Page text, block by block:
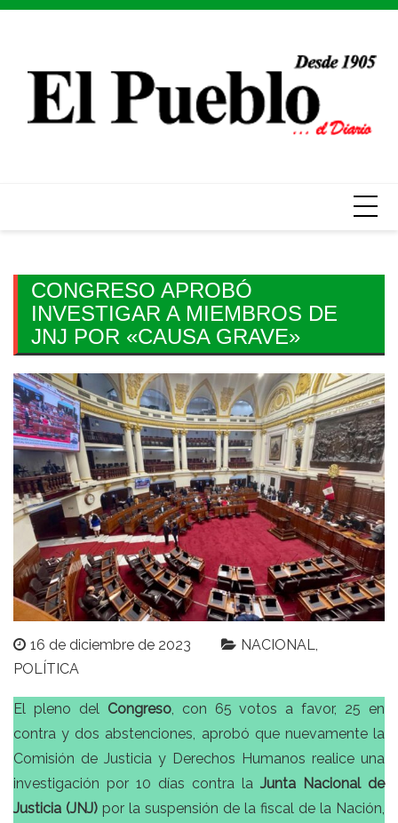
Skip
CONGRESO APROBÓ
INVESTIGAR A MIEMBROS DE
JNJ POR «CAUSA GRAVE»
16 de diciembre de 2023
NACIONAL
POLÍTICA
El pleno del Congreso, con 65 votos a favor, 25 en
contra y dos abstenciones, aprobó que nuevamente la
Comisión de Justicia y Derechos Humanos realice una
investigación por 10 días contra la Junta Nacional de
Justicia (JNJ) por la suspensión de la fiscal de la Nación,